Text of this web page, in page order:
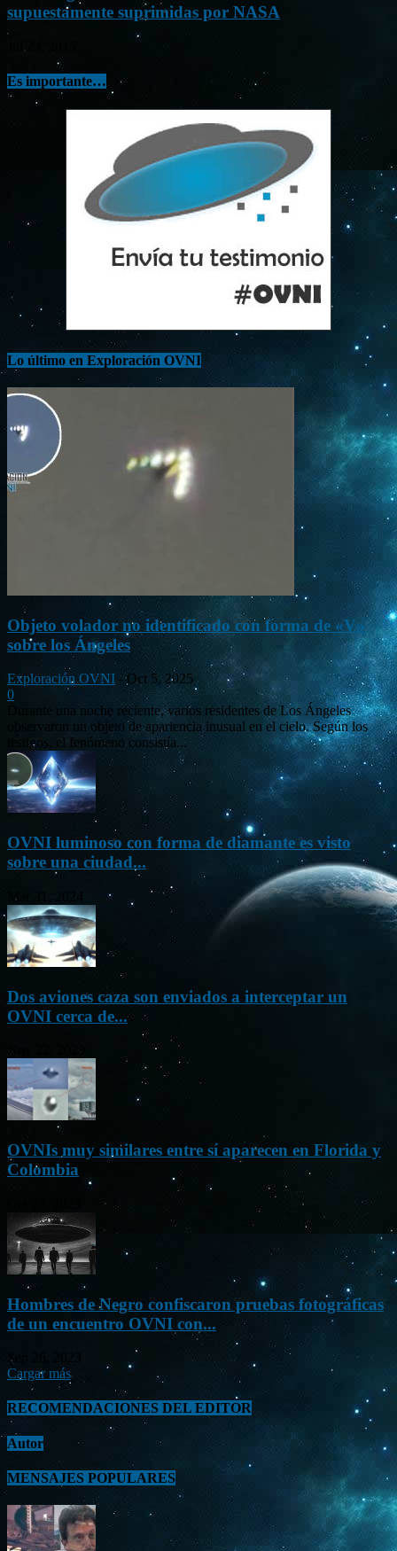
supuestamente suprimidas por NASA
Es importante…
Lo último en Exploración OVNI
Objeto volador no identificado con forma de «V»
sobre los Ángeles
Exploración OVNI - Oct 5, 2025
0
Durante una noche reciente, varios residentes de Los Ángeles
observaron un objeto de apariencia inusual en el cielo. Según los
testigos, el fenómeno consistía...
OVNI luminoso con forma de diamante es visto
sobre una ciudad...
Mar 31, 2024
Dos aviones caza son enviados a interceptar un
OVNI cerca de...
OVNIs muy similares entre sí aparecen en Florida y
Colombia
Hombres de Negro confiscaron pruebas fotográficas
de un encuentro OVNI con...
Sep 26, 2023
Cargar más
RECOMENDACIONES DEL EDITOR
Autor
MENSAJES POPULARES